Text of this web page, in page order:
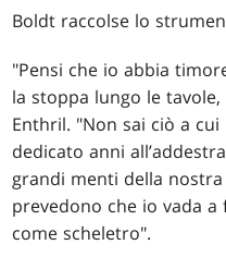
Boldt raccolse lo
"Pensi che io abbia
la stoppa lungo le
Enthril. "Non sai ciò a
dedicato anni
grandi menti della
prevedono che io vada
come scheletro".